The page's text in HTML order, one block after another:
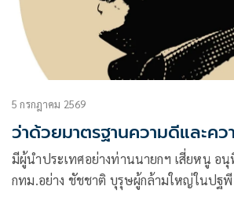
(2)
คืออันที่จริงความพยายามควานหาว่าใคร?
ตัวอักษร ศ. มันก็อาจคล้ายๆ
5 กรกฎาคม 2569
ว่าด้วยมาตรฐานความดีและคว
มีผู้นำประเทศอย่างท่านนายกฯ เสี่ยหนู อ
กทม.อย่าง ชัชชาติ บุรุษผู้กล้ามใหญ่ในปฐพี